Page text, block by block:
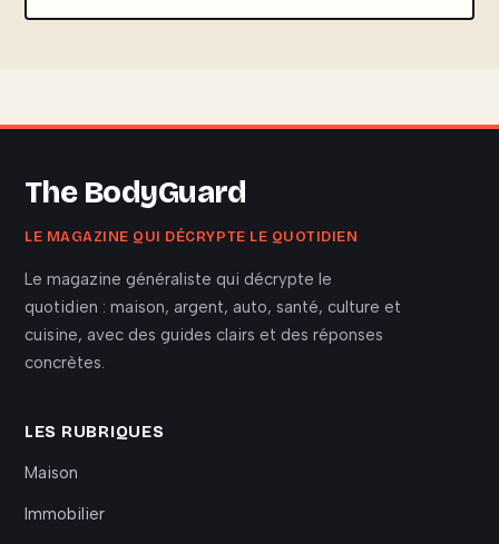
The BodyGuard
LE MAGAZINE QUI DÉCRYPTE LE QUOTIDIEN
Le magazine généraliste qui décrypte le
quotidien : maison, argent, auto, santé, culture et
cuisine, avec des guides clairs et des réponses
concrètes.
LES RUBRIQUES
Maison
Immobilier